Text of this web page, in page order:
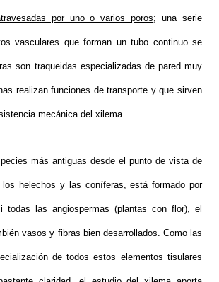
por uno o varios poros; una serie
vasculares que forman un tubo continuo se
son traqueidas especializadas de pared muy
realizan funciones de transporte y que sirven
mecánica del xilema.
más antiguas desde el punto de vista de
los helechos y las coníferas, está formado por
todas las angiospermas (plantas con flor), el
vasos y fibras bien desarrollados. Como las
de todos estos elementos tisulares